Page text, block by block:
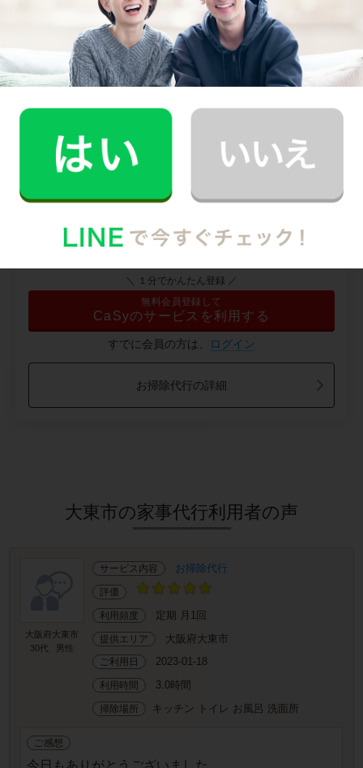
※ 2026年2月時点の各社料金から算出
掃除箇所を選択してください
＼ １分でかんたん登録 ／
無料会員登録して
CaSyのサービスを利用する
すでに会員の方は、 ログイン
お掃除代行の詳細
大東市の家事代行利用者の声
大阪府大東市
30代
男性
サービス内容 お掃除代行
評価
利用頻度 定期 月1回
提供エリア 大阪府大東市
ご利用日 2023-01-18
利用時間 3.0時間
掃除場所 キッチン トイレ お風呂 洗面所
ご感想
今日もありがとうございました。